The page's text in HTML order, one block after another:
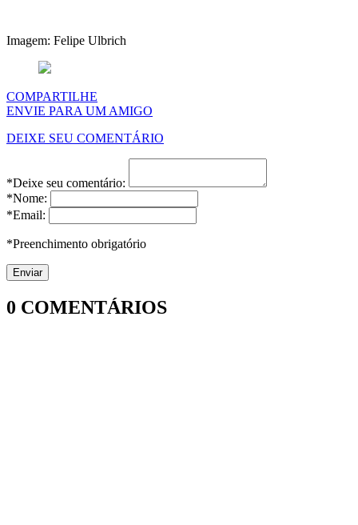
Imagem: Felipe Ulbrich
COMPARTILHE
ENVIE PARA UM AMIGO
DEIXE SEU COMENTÁRIO
*Deixe seu comentário:
*Nome:
*Email:
*Preenchimento obrigatório
0 COMENTÁRIOS